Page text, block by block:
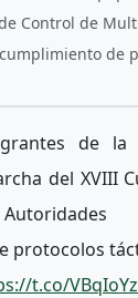
Control de
de
de la
del XVIII
protocolos
t.co/